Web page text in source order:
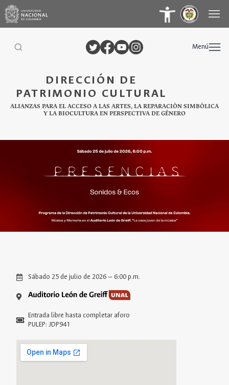
DIRECCIÓN DE
PATRIMONIO CULTURAL
ALIANZAS PARA EL ACCESO A LAS ARTES, LA REPARACIÓN SIMBÓLICA
Y LA BIOCULTURA EN PERSPECTIVA DE GÉNERO
Menú
Sábado 25 de julio de 2026 — 6:00 p.m.
Entrada libre hasta completar aforo
PULEP: JDP941